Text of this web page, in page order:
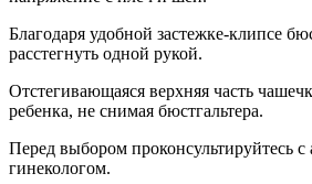
Благодаря удобной застежке-клипсе
расстегнуть одной рукой.
Отстегивающаяся верхняя часть
ребенка, не снимая бюстгальтера.
Перед выбором проконсультируйтесь
гинекологом.